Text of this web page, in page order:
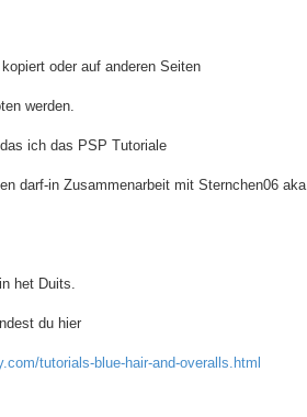
oder auf anderen Seiten
werden.
ich das PSP Tutoriale
darf-in Zusammenarbeit mit Sternchen06 aka
het Duits.
du hier
tutorials-blue-hair-and-overalls.html